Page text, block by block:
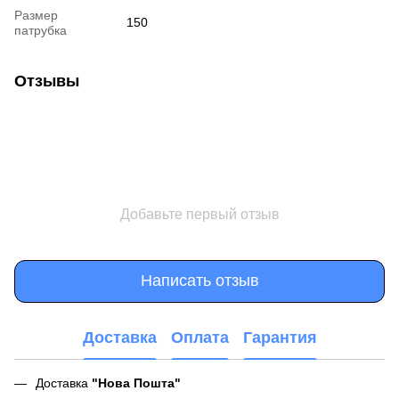
Размер
патрубка
150
Отзывы
Добавьте первый отзыв
Написать отзыв
Доставка Оплата Гарантия
Доставка "Нова Пошта"